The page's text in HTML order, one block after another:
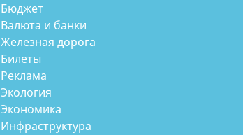
Бюджет
Валюта и банки
Железная дорога
Билеты
Реклама
Экология
Экономика
Инфраструктура